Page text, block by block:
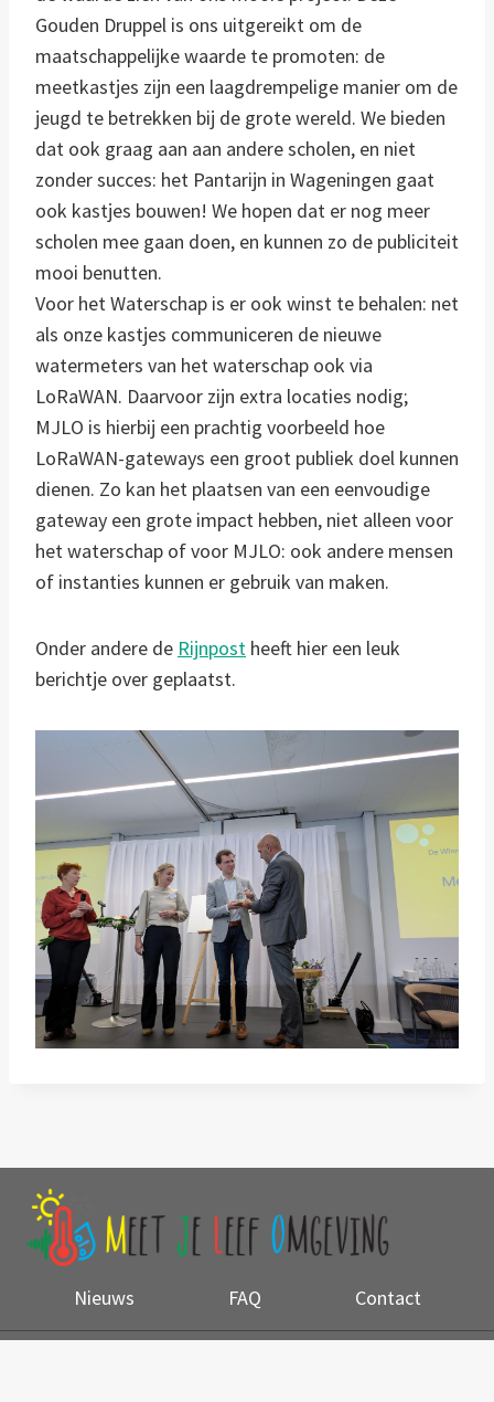
Gouden Druppel is ons uitgereikt om de
maatschappelijke waarde te promoten: de
meetkastjes zijn een laagdrempelige manier om de
jeugd te betrekken bij de grote wereld. We bieden
dat ook graag aan aan andere scholen, en niet
zonder succes: het Pantarijn in Wageningen gaat
ook kastjes bouwen! We hopen dat er nog meer
scholen mee gaan doen, en kunnen zo de publiciteit
mooi benutten.
Voor het Waterschap is er ook winst te behalen: net
als onze kastjes communiceren de nieuwe
watermeters van het waterschap ook via
LoRaWAN. Daarvoor zijn extra locaties nodig;
MJLO is hierbij een prachtig voorbeeld hoe
LoRaWAN-gateways een groot publiek doel kunnen
dienen. Zo kan het plaatsen van een eenvoudige
gateway een grote impact hebben, niet alleen voor
het waterschap of voor MJLO: ook andere mensen
of instanties kunnen er gebruik van maken.
Onder andere de Rijnpost heeft hier een leuk
berichtje over geplaatst.
Nieuws FAQ Contact